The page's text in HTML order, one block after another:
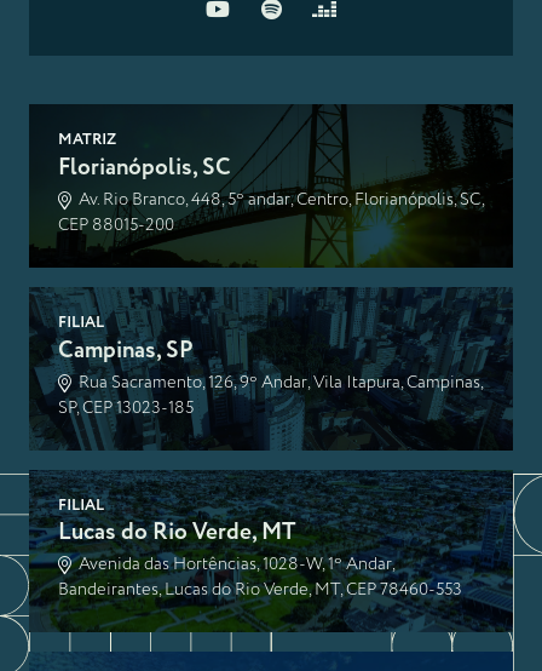
MATRIZ
Florianópolis, SC
Av. Rio Branco, 448, 5º andar, Centro, Florianópolis, SC,
CEP 88015-200
FILIAL
Campinas, SP
Rua Sacramento, 126, 9º Andar, Vila Itapura, Campinas,
SP, CEP 13023-185
FILIAL
Lucas do Rio Verde, MT
Avenida das Hortências, 1028-W, 1º Andar,
Bandeirantes, Lucas do Rio Verde, MT, CEP 78460-553